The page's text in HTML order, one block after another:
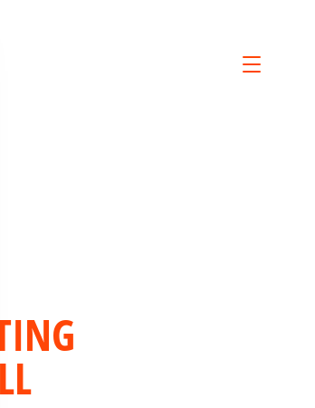
wird der Dialog geschlossen. Seine Funktionalität ist